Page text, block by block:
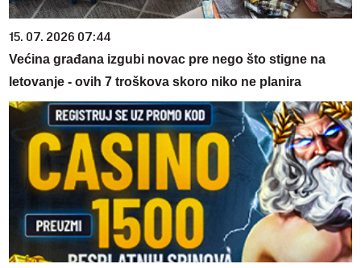
15. 07. 2026 07:44
Većina građana izgubi novac pre nego što stigne na
letovanje - ovih 7 troškova skoro niko ne planira